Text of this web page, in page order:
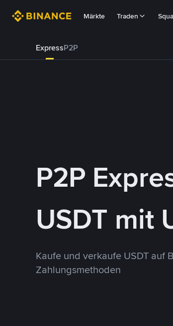
Märkte Traden
ExpressP2P
P2P
USDT mit
Kaufe und verkaufe USDT auf
Zahlungsmethoden